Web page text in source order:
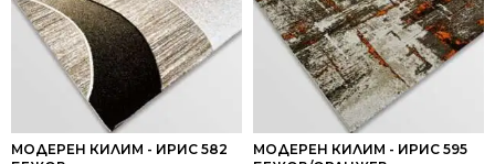
МОДЕРЕН КИЛИМ - ИРИС 582
МОДЕРЕН КИЛИМ - ИРИС 595